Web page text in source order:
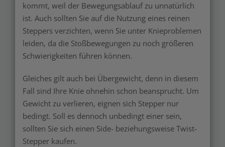
kommt, weil der Bewegungsablauf zu unnatürlich
ist. Auch sollten Sie auf die Nutzung eines reinen
Steppers verzichten, wenn Sie unter Knieproblemen
leiden, da die Stoßbewegungen zu noch größeren
Schwierigkeiten führen können.
Gleiches gilt auch bei Übergewicht, denn in diesem
Fall sind Ihre Knie ohnehin schon beansprucht. Um
Gewicht zu verlieren, eignen sich Stepper nur
bedingt. Soll es dennoch unbedingt einer sein,
sollten Sie sich einen Side- beziehungsweise Twist-
Stepper kaufen.